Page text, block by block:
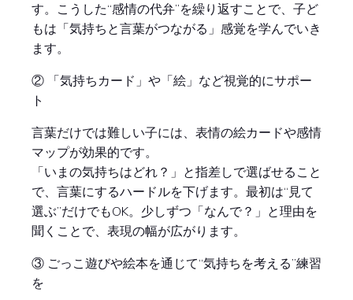
す。こうした“感情の代弁”を繰り返すことで、子ど
もは「気持ちと言葉がつながる」感覚を学んでいき
ます。
② 「気持ちカード」や「絵」など視覚的にサポー
ト
言葉だけでは難しい子には、表情の絵カードや感情
マップが効果的です。
「いまの気持ちはどれ？」と指差しで選ばせること
で、言葉にするハードルを下げます。最初は“見て
選ぶ”だけでもOK。少しずつ「なんで？」と理由を
聞くことで、表現の幅が広がります。
③ ごっこ遊びや絵本を通じて“気持ちを考える”練習
を